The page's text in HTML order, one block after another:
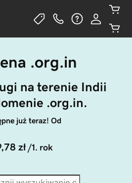
.org.in
na terenie Indii
.org.in.
już teraz! Od
zł /1. rok